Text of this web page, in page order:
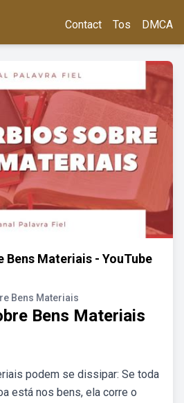
Contact Tos DMCA
Bens Materiais - YouTube
Bens Materiais
Bens Materiais
podem se dissipar: Se toda
está nos bens, ela corre o